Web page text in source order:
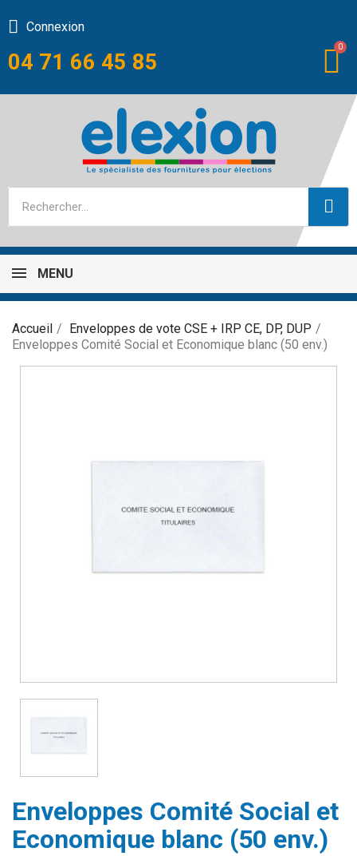
04 71 66 45 85
Connexion
MENU
Accueil
Enveloppes de vote CSE + IRP CE, DP, DUP
Enveloppes Comité Social et Economique blanc (50 env.)
Enveloppes Comité Social et
Economique blanc (50 env.)